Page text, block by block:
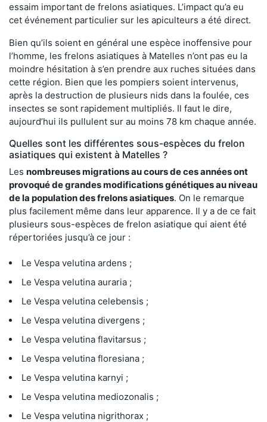
essaim important de frelons asiatiques. L’impact qu’a eu
cet événement particulier sur les apiculteurs a été direct.
Bien qu’ils soient en général une espèce inoffensive pour
l’homme, les frelons asiatiques à Matelles n’ont pas eu la
moindre hésitation à s’en prendre aux ruches situées dans
cette région. Bien que les pompiers soient intervenus,
après la destruction de plusieurs nids dans la foulée, ces
insectes se sont rapidement multipliés. Il faut le dire,
aujourd’hui ils pullulent sur au moins 78 km chaque année.
Quelles sont les différentes sous-espèces du frelon
asiatiques qui existent à Matelles ?
Les nombreuses migrations au cours de ces années ont
provoqué de grandes modifications génétiques au niveau
de la population des frelons asiatiques. On le remarque
plus facilement même dans leur apparence. Il y a de ce fait
plusieurs sous-espèces de frelon asiatique qui aient été
répertoriées jusqu’à ce jour :
Le Vespa velutina ardens ;
Le Vespa velutina auraria ;
Le Vespa velutina celebensis ;
Le Vespa velutina divergens ;
Le Vespa velutina flavitarsus ;
Le Vespa velutina floresiana ;
Le Vespa velutina karnyi ;
Le Vespa velutina mediozonalis ;
Le Vespa velutina nigrithorax ;